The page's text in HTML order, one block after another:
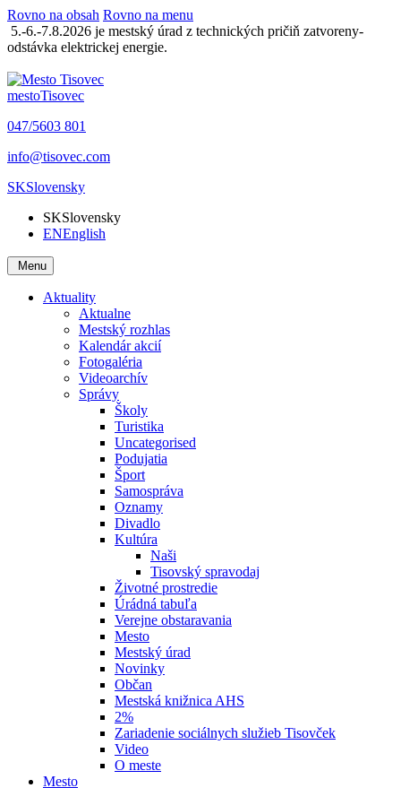
Rovno na obsah Rovno na menu
5.-6.-7.8.2026 je mestský úrad z technických pričiň zatvoreny-
odstávka elektrickej energie.
mestoTisovec
047/5603 801
info@tisovec.com
SKSlovensky
SKSlovensky
ENEnglish
Menu
Aktuality
Aktualne
Mestský rozhlas
Kalendár akcií
Fotogaléria
Videoarchív
Správy
Školy
Turistika
Uncategorised
Podujatia
Šport
Samospráva
Oznamy
Divadlo
Kultúra
Naši
Tisovský spravodaj
Životné prostredie
Úrádná tabuľa
Verejne obstaravania
Mesto
Mestský úrad
Novinky
Občan
Mestská knižnica AHS
2%
Zariadenie sociálnych služieb Tisovček
Video
O meste
Mesto